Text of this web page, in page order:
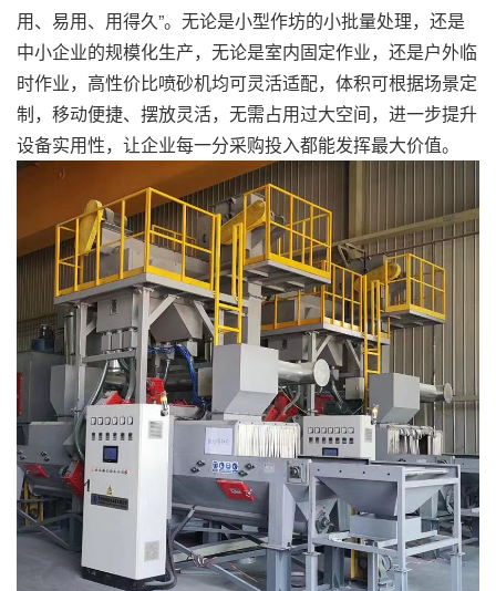
用、易用、用得久”。无论是小型作坊的小批量处理，还是
中小企业的规模化生产，无论是室内固定作业，还是户外临
时作业，高性价比喷砂机均可灵活适配，体积可根据场景定
制，移动便捷、摆放灵活，无需占用过大空间，进一步提升
设备实用性，让企业每一分采购投入都能发挥最大价值。